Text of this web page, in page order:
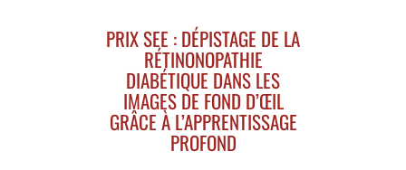
PRIX SEE : DÉPISTAGE DE LA
RÉTINONOPATHIE
DIABÉTIQUE DANS LES
IMAGES DE FOND D’ŒIL
GRÂCE À L’APPRENTISSAGE
PROFOND